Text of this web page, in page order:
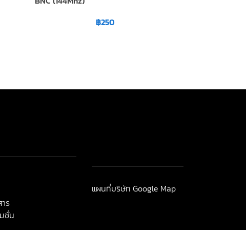
฿250
ร
ชั่น
แผนที่บริษัท Google Map